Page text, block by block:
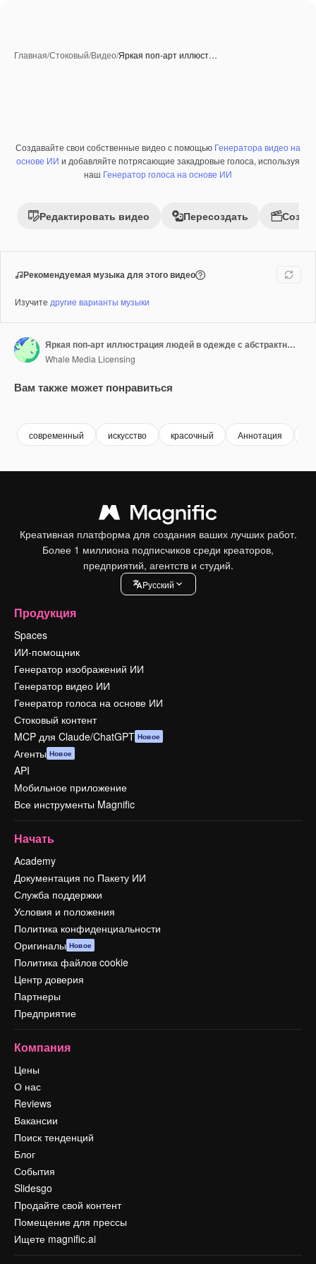
Главная/Стоковый/Видео/Яркая поп-арт иллюст…
ПремиумСозданные при помощи ИИ
Создавайте свои собственные видео с помощью Генератора видео на
основе ИИ и добавляйте потрясающие закадровые голоса, используя
наш Генератор голоса на основе ИИ
Редактировать видео Пересоздать
Рекомендуемая музыка для этого видео
Изучите другие варианты музыки
Яркая поп-арт иллюстрация людей в одежде с абстрактными узорами
Whale Media Licensing
Вам также может понравиться
современный искусство красочный Аннотация
Креативная платформа для создания ваших лучших работ.
Более 1 миллиона подписчиков среди креаторов,
предприятий, агентств и студий.
Pусский
Продукция
Spaces
ИИ-помощник
Генератор изображений ИИ
Генератор видео ИИ
Генератор голоса на основе ИИ
Стоковый контент
MCP для Claude/ChatGPT Новое
Агенты Новое
API
Мобильное приложение
Все инструменты Magnific
Начать
Academy
Документация по Пакету ИИ
Служба поддержки
Условия и положения
Политика конфиденциальности
Оригиналы Новое
Политика файлов cookie
Центр доверия
Партнеры
Предприятие
Компания
Цены
О нас
Reviews
Вакансии
Поиск тенденций
Блог
События
Slidesgo
Продайте свой контент
Помещение для прессы
Ищете magnific.ai